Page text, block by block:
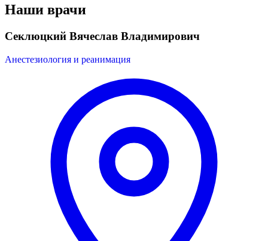
Наши врачи
Секлюцкий Вячеслав Владимирович
Анестезиология и реанимация